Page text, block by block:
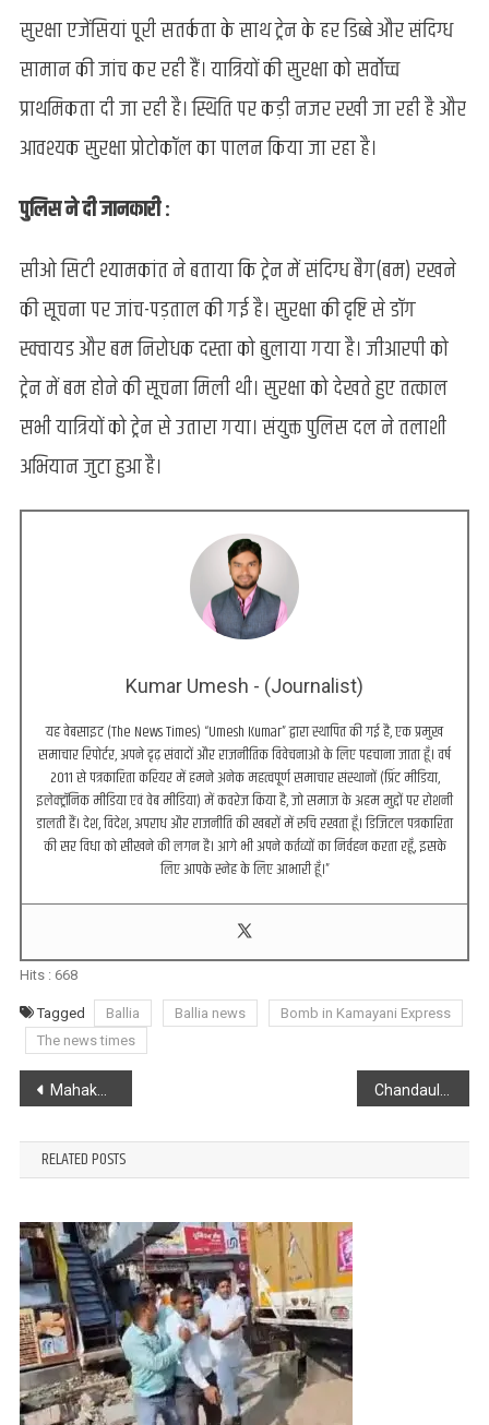
सुरक्षा एजेंसियां पूरी सतर्कता के साथ ट्रेन के हर डिब्बे और संदिग्ध
सामान की जांच कर रही हैं। यात्रियों की सुरक्षा को सर्वोच्च
प्राथमिकता दी जा रही है। स्थिति पर कड़ी नजर रखी जा रही है और
आवश्यक सुरक्षा प्रोटोकॉल का पालन किया जा रहा है।
पुलिस ने दी जानकारी :
सीओ सिटी श्यामकांत ने बताया कि ट्रेन में संदिग्ध बैग(बम) रखने
की सूचना पर जांच-पड़ताल की गई है। सुरक्षा की दृष्टि से डॉग
स्क्वायड और बम निरोधक दस्ता को बुलाया गया है। जीआरपी को
ट्रेन में बम होने की सूचना मिली थी। सुरक्षा को देखते हुए तत्काल
सभी यात्रियों को ट्रेन से उतारा गया। संयुक्त पुलिस दल ने तलाशी
अभियान जुटा हुआ है।
Kumar Umesh - (Journalist)
यह वेबसाइट (The News Times) “Umesh Kumar” द्वारा स्थापित की गई है, एक प्रमुख
समाचार रिपोर्टर, अपने दृढ़ संवादों और राजनीतिक विवेचनाओं के लिए पहचाना जाता हूँ। वर्ष
2011 से पत्रकारिता करियर में हमने अनेक महत्वपूर्ण समाचार संस्थानों (प्रिंट मीडिया,
इलेक्ट्रॉनिक मीडिया एवं वेब मीडिया) में कवरेज किया है, जो समाज के अहम मुद्दों पर रोशनी
डालती हैं। देश, विदेश, अपराध और राजनीति की खबरों में रुचि रखता हूँ। डिजिटल पत्रकारिता
की सर विधा को सीखने की लगन है। आगे भी अपने कर्तव्यों का निर्वहन करता रहूँ, इसके
लिए आपके स्नेह के लिए आभारी हूँ।”
Hits : 668
Tagged Ballia Ballia news
Bomb in Kamayani Express
The news times
Post
navigation
Mahakumbh 2025 : जब ट्रेन पहुँची DDU जंक्शन, यात्री चिल्लाने लगे पानी-पानी
RELATED POSTS